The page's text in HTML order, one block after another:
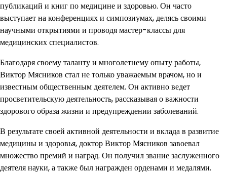
публикаций и книг по медицине и здоровью. Он часто
выступает на конференциях и симпозиумах, делясь своими
научными открытиями и проводя мастер-классы для
медицинских специалистов.
Благодаря своему таланту и многолетнему опыту работы,
Виктор Мясников стал не только уважаемым врачом, но и
известным общественным деятелем. Он активно ведет
просветительскую деятельность, рассказывая о важности
здорового образа жизни и предупреждении заболеваний.
В результате своей активной деятельности и вклада в развитие
медицины и здоровья, доктор Виктор Мясников завоевал
множество премий и наград. Он получил звание заслуженного
деятеля науки, а также был награжден орденами и медалями.